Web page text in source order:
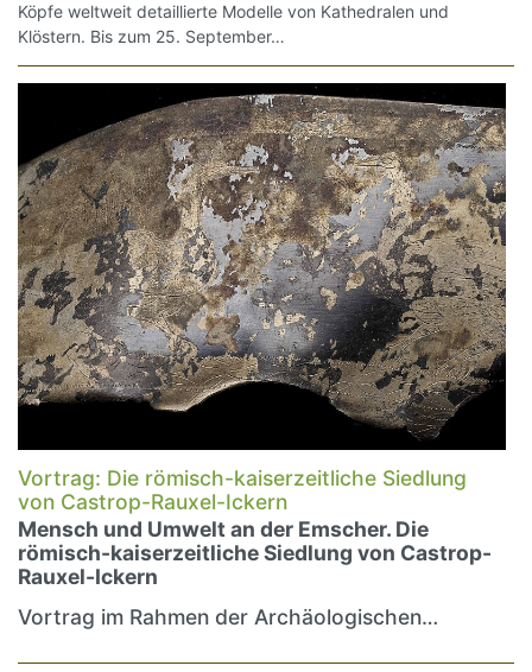
Köpfe weltweit detaillierte Modelle von Kathedralen und
Klöstern. Bis zum 25. September…
Vortrag: Die römisch-kaiserzeitliche Siedlung
von Castrop-Rauxel-Ickern
Mensch und Umwelt an der Emscher. Die
römisch-kaiserzeitliche Siedlung von Castrop-
Rauxel-Ickern
Vortrag im Rahmen der Archäologischen…